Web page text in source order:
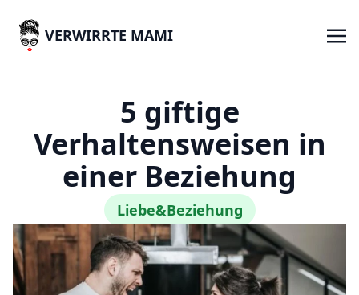
VERWIRRTE MAMI
5 giftige
Verhaltensweisen in
einer Beziehung
Liebe&Beziehung